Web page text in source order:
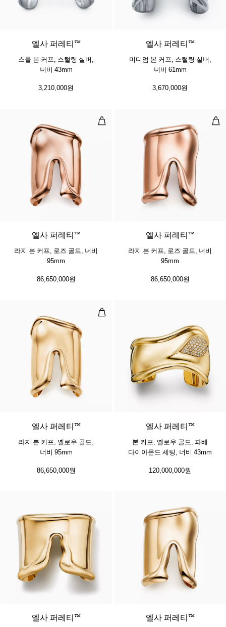
엘사 퍼레티™
스몰 본 커프, 스털링 실버,
너비 43mm
3,210,000원
엘사 퍼레티™
미디엄 본 커프, 스털링 실버,
너비 61mm
3,670,000원
라지 본 커프, 로즈 골드, 너비 95mm
엘사 퍼레티™
라지 본 커프, 로즈 골드, 너비
95mm
86,650,000원
라
엘사 퍼레티™
라지 본 커프, 로즈 골드, 너비
95mm
86,650,000원
라지 본 커프, 옐로우 골드, 너비
엘사 퍼레티™
라지 본 커프, 옐로우 골드,
너비 95mm
86,650,000원
엘사 퍼레티™
본 커프, 옐로우 골드, 파베
다이아몬드 세팅, 너비 43mm
120,000,000원
엘사 퍼레티™ 엘사 퍼레티™